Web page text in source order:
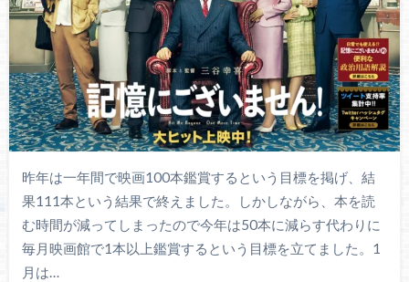
昨年は一年間で映画100本鑑賞するという目標を掲げ、結
果111本という結果で終えました。しかしながら、本を読
む時間が減ってしまったので今年は50本に減らす代わりに
毎月映画館で1本以上鑑賞するという目標を立てました。1
月は…